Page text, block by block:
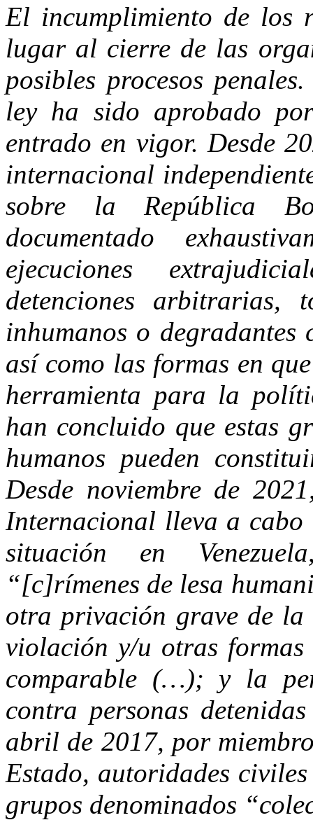
El incumplimiento de los
lugar al cierre de las
posibles procesos
ley ha sido aprobado
entrado en vigor. Desde
internacional
sobre la República
documentado
ejecuciones
detenciones arbitrarias,
inhumanos o degradantes
así como las formas en
herramienta para la
han concluido que estas
humanos pueden
Desde noviembre de
Internacional lleva a
situación en
“[c]rímenes de lesa
otra privación grave de
violación y/u otras
comparable (…); y la
contra personas
abril de 2017, por
Estado, autoridades
grupos denominados